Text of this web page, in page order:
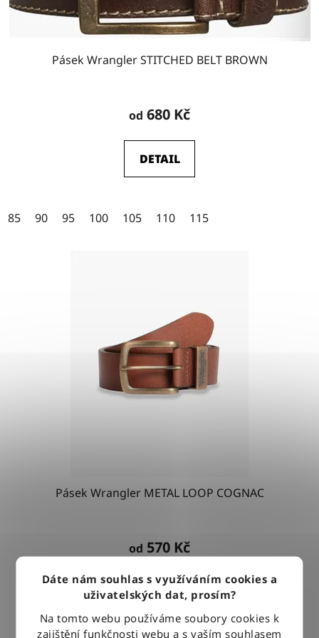
Dáte nám souhlas s využíváním cookies a
uživatelských dat, prosím?
Na tomto webu používáme soubory cookies k
zajištění funkčnosti webu a s vaším souhlasem
Pásek Wrangler STITCHED BELT BROWN
od 680 Kč
DETAIL
85 90 95 100 105 110 115
Pásek Wrangler METAL LOOP COGNAC
od 570 Kč
DETAIL